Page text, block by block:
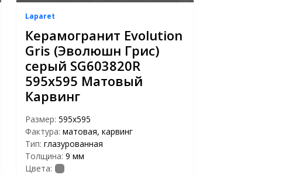
Laparet
Керамогранит Evolution
Gris (Эволюшн Грис)
серый SG603820R
595x595 Матовый
Карвинг
Размер: 595x595
Фактура: матовая, карвинг
Тип: глазурованная
Толщина: 9 мм
Цвета: